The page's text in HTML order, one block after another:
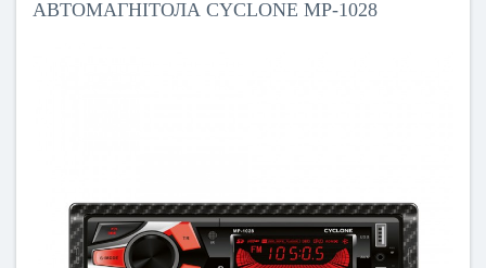
АВТОМАГНІТОЛА CYCLONE MP-1028